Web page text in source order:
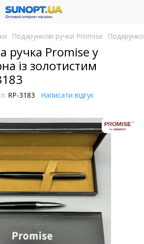
Подарункові ручки Promise
ручка Promise у
із золотистим
RP-3183 Написати відгук